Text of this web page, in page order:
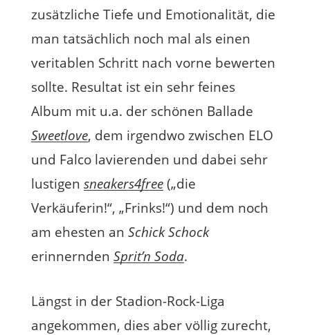
zusätzliche Tiefe und Emotionalität, die
man tatsächlich noch mal als einen
veritablen Schritt nach vorne bewerten
sollte. Resultat ist ein sehr feines
Album mit u.a. der schönen Ballade
Sweetlove, dem irgendwo zwischen ELO
und Falco lavierenden und dabei sehr
lustigen sneakers4free(„die
Verkäuferin!“, „Frinks!“) und dem noch
am ehesten an Schick Schock
erinnernden Sprit’n Soda.
Längst in der Stadion-Rock-Liga
angekommen, dies aber völlig zurecht,